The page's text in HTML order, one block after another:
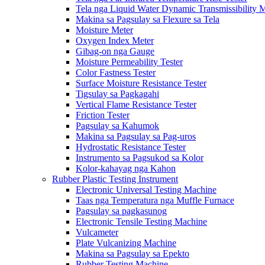
Tela nga Liquid Water Dynamic Transmissibility
Makina sa Pagsulay sa Flexure sa Tela
Moisture Meter
Oxygen Index Meter
Gibag-on nga Gauge
Moisture Permeability Tester
Color Fastness Tester
Surface Moisture Resistance Tester
Tigsulay sa Pagkagahi
Vertical Flame Resistance Tester
Friction Tester
Pagsulay sa Kahumok
Makina sa Pagsulay sa Pag-uros
Hydrostatic Resistance Tester
Instrumento sa Pagsukod sa Kolor
Kolor-kahayag nga Kahon
Rubber Plastic Testing Instrument
Electronic Universal Testing Machine
Taas nga Temperatura nga Muffle Furnace
Pagsulay sa pagkasunog
Electronic Tensile Testing Machine
Vulcameter
Plate Vulcanizing Machine
Makina sa Pagsulay sa Epekto